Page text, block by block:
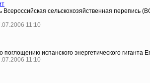
Всероссийская сельскохозяйственная перепись
11:10
поглощению испанского энергетического
11:10